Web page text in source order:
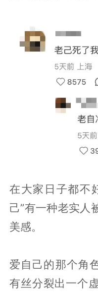
在大家日子都不
己”有一种老实人
美感。
爱自己的那个角
有丝分裂出一个